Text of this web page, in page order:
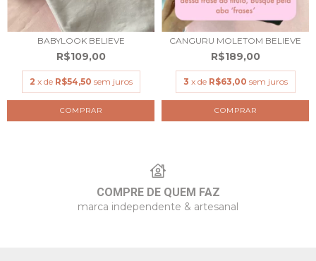
BABYLOOK BELIEVE
R$109,00
2 x de R$54,50 sem juros
COMPRAR
CANGURU MOLETOM BELIEVE
R$189,00
3 x de R$63,00 sem juros
COMPRAR
COMPRE DE QUEM FAZ
marca independente & artesanal